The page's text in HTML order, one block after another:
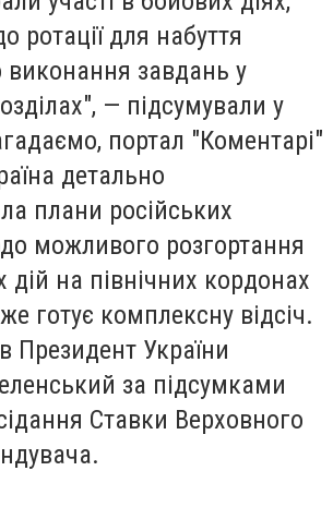
ротації для набуття
виконання завдань у
— підсумували у
портал "Коментарі"
детально
плани російських
можливого розгортання
дій на північних кордонах
готує комплексну відсіч.
Президент України
за підсумками
Ставки Верховного